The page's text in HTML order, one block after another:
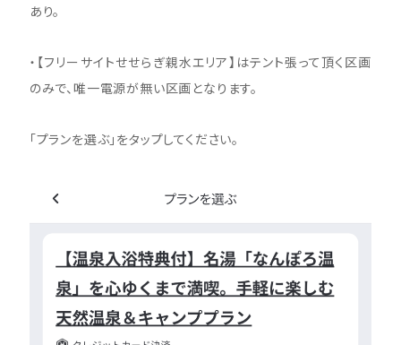
あり。
・【フリーサイトせせらぎ親水エリア】はテント張って頂く区画
のみで、唯一電源が無い区画となります。
「プランを選ぶ」をタップしてください。